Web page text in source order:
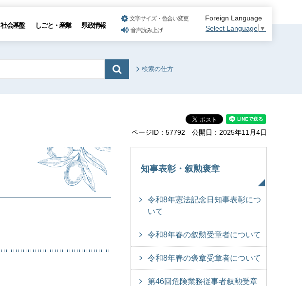
社会基盤 しごと・産業 県政情報
文字サイズ・色合い変更
音声読み上げ
Foreign Language
Select Language ▼
検索の仕方
ページID：57792 公開日：2025年11月4日
知事表彰・叙勲褒章
令和8年憲法記念日知事表彰につ
いて
令和8年春の叙勲受章者について
令和8年春の褒章受章者について
第46回危険業務従事者叙勲受章